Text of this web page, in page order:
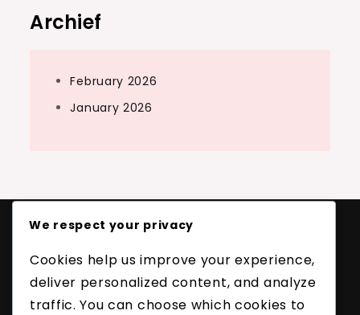
Archief
February 2026
January 2026
Juridisch
Gebruikersovereenkomst
Privacybeleid
We respect your privacy
Cookies help us improve your experience,
deliver personalized content, and analyze
traffic. You can choose which cookies to